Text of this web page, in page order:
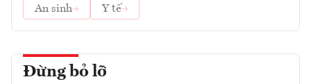
An sinh
Y tế
Đừng bỏ lỡ